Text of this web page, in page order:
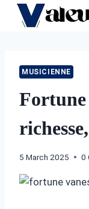
Skip
MUSICIENNE
Fortune
5 March 2025 0